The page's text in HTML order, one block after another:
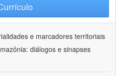
e marcadores territoriais
diálogos e sinapses